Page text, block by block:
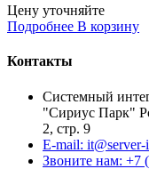
Цену уточняйте
Подробнее В корзину
Контакты
Системный
"Сириус Парк"
2, стр. 9
E-mail: it@server-
Звоните нам: +7